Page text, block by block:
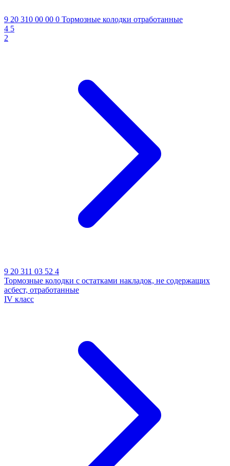
9 20 310 00 00 0 Тормозные колодки отработанные
4 5
2
9 20 311 03 52 4
Тормозные колодки с остатками накладок, не содержащих
асбест, отработанные
IV класс